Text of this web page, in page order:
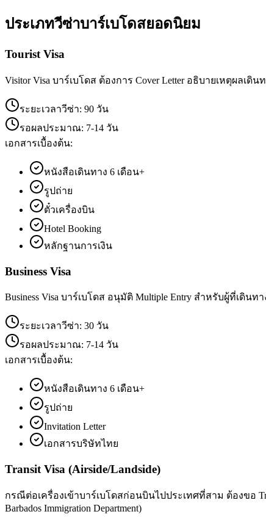
ประเภทวีซ่าบาร์เบโดสยอดนิยม
Tourist Visa
Visitor Visa บาร์เบโดส ต้องการ Cover Letter อธิบายเหตุผลเดิ
ระยะเวลาวีซ่า: 90 วัน
รอผลประมาณ: 7-14 วัน
เอกสารเบื้องต้น:
หนังสือเดินทาง 6 เดือน+
รูปถ่าย
ตั๋วเครื่องบิน
Hotel Booking
หลักฐานการเงิน
Business Visa
Business Visa บาร์เบโดส อนุมัติ Multiple Entry สำหรับผู้ที่เดินท
ระยะเวลาวีซ่า: 30 วัน
รอผลประมาณ: 7-14 วัน
เอกสารเบื้องต้น:
หนังสือเดินทาง 6 เดือน+
รูปถ่าย
Invitation Letter
เอกสารบริษัทไทย
Transit Visa (Airside/Landside)
กรณีต่อเครื่องเข้าบาร์เบโดสก่อนบินไปประเทศที่สาม ต้องขอ
Barbados Immigration Department)